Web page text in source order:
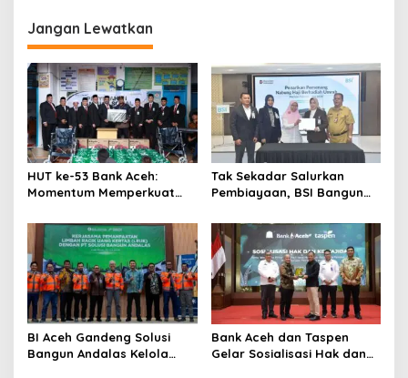
a
s
i
p
o
s
Jangan Lewatkan
HUT ke-53 Bank Aceh:
Momentum Memperkuat
Keberkahan Bagi Aceh
Tak Sekadar Salurkan
Pembiayaan, BSI Bangun
Bersama Danantara
BI Aceh Gandeng Solusi
Bangun Andalas Kelola
Bank Aceh dan Taspen
Gelar Sosialisasi Hak dan